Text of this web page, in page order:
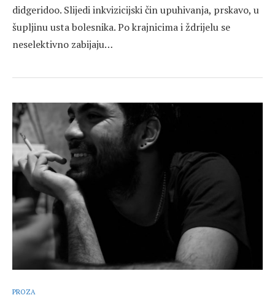
didgeridoo. Slijedi inkvizicijski čin upuhivanja, prskavo, u
šupljinu usta bolesnika. Po krajnicima i ždrijelu se
neselektivno zabijaju…
PROZA